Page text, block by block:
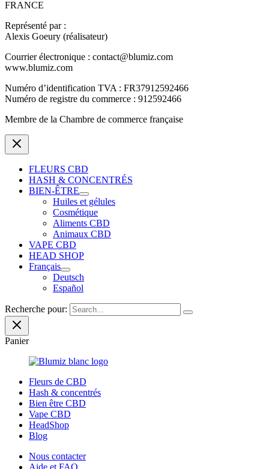
FRANCE
Représenté par :
Alexis Goeury (réalisateur)
Courrier électronique : contact@blumiz.com
www.blumiz.com
Numéro d’identification TVA : FR37912592466
Numéro de registre du commerce : 912592466
Membre de la Chambre de commerce française
FLEURS CBD
HASH & CONCENTRÉS
BIEN-ÊTRE
Huiles et gélules
Cosmétique
Aliments CBD
Animaux CBD
VAPE CBD
HEAD SHOP
Français
Deutsch
Español
Recherche pour:
Panier
Fleurs de CBD
Hash & concentrés
Bien être CBD
Vape CBD
HeadShop
Blog
Nous contacter